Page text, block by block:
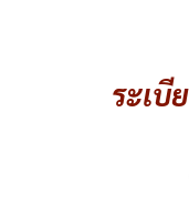
ระเบี